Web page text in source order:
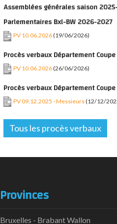
Assemblées générales saison
Parlementaires Bxl-BW 2026-2027
PV 10.06.2026(19/06/2026)
Procès verbaux Département
PV 10.06.2026(26/06/2026)
Procès verbaux Département
PV 09.12.2025 - Messieurs(12/12/
Tous les procès verbaux
Provinces
Bruxelles - Brabant Wallon